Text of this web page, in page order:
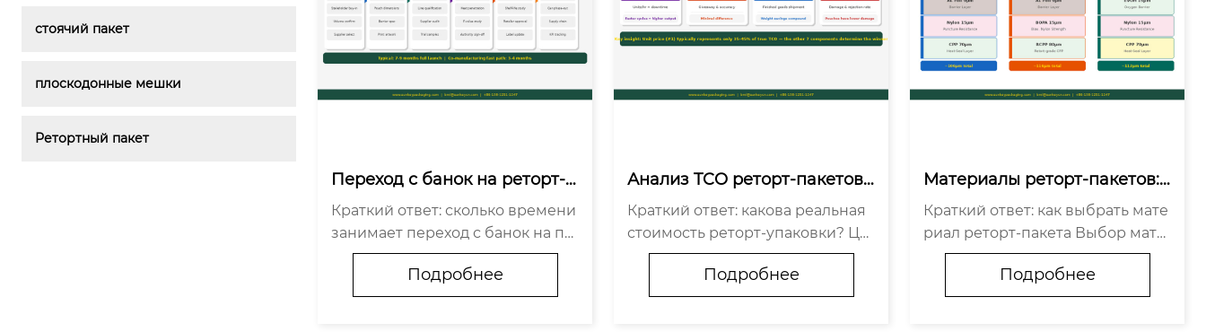
стоячий пакет
плоскодонные мешки
Ретортный пакет
Переход с банок на реторт-п
акеты: полное пошаговое ру
ководство [2026]
Краткий ответ: сколько времени
занимает переход с банок на па
кеты? Сроки зависят от выбран
ного пути: Путь А — Контрактно
е производство (без капиталовл
Подробнее
Анализ TCO реторт-пакетов:
реальная стоимость упаковк
и за пределами цены за еди
ницу [2026]
Краткий ответ: какова реальная
стоимость реторт-упаковки? Це
на за единицу составляет только
35–45% от истинной совокупной
стоимости владения (TCO). Полн
Подробнее
Материалы реторт-пакетов:
выбор структуры для 121°C и
135°C [2026]
Краткий ответ: как выбрать мате
риал реторт-пакета Выбор мате
риала реторт-пакета зависит от
трёх ключевых решений: 1. Тем
пература: стандартная реторта 1
Подробнее